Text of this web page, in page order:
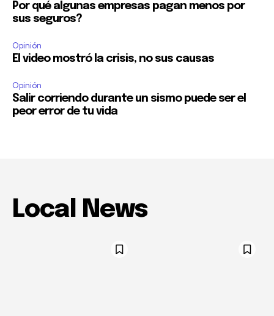
Por qué algunas empresas pagan menos por
sus seguros?
Opinión
El video mostró la crisis, no sus causas
Opinión
Salir corriendo durante un sismo puede ser el
peor error de tu vida
Local News